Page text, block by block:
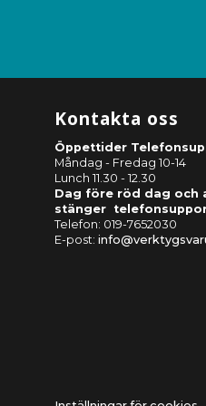
Kontakta oss
Öppettider
Måndag - Fredag 10-14
Lunch 11.30 - 12.30
Dag före röd dag och
stänger
Telefon: 019-7652030
E-post: